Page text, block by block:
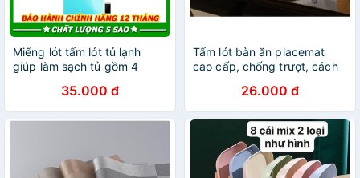
Miếng lót tấm lót tủ lạnh
giúp làm sạch tủ gồm 4
35.000 đ
Tấm lót bàn ăn placemat
cao cấp, chống trượt, cách
26.000 đ